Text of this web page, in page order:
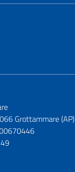
Grottammare (AP)